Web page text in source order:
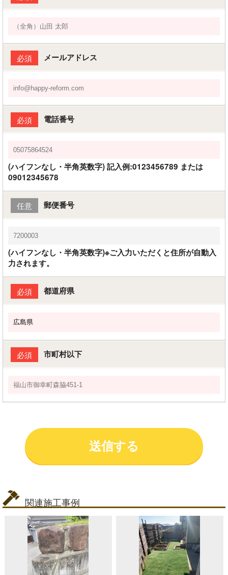
必須 メールアドレス
必須 電話番号
(ハイフンなし・半角英数字) 記入例:0123456789 または
09012345678
任意 郵便番号
(ハイフンなし・半角英数字)※ご入力いただくと住所が自動入
力されます。
必須 都道府県
必須 市町村以下
関連施工事例